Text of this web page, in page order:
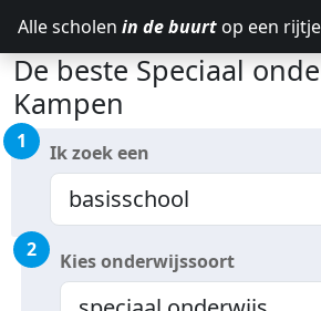
Alle scholen in de buurt op een rijtje
De beste Speciaal
Kampen
1 Ik zoek een
2 Kies onderwijssoort